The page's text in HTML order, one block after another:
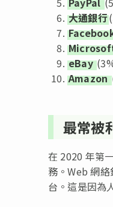
大通銀行
eBay
Amazon
最常被
在 2020 年第
務。Web 網
台。這是因為